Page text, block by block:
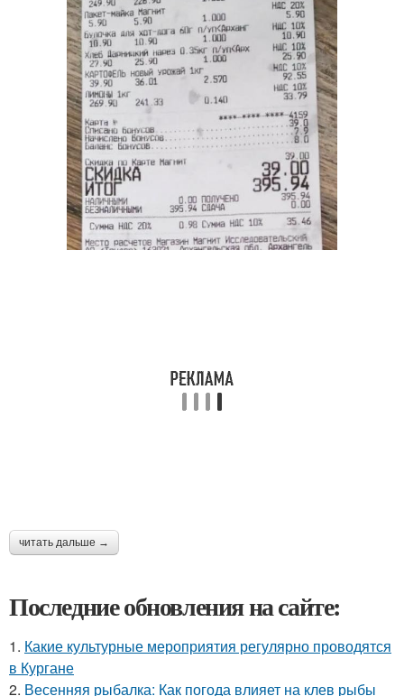
читать дальше →
Последние обновления на сайте:
1. Какие культурные мероприятия регулярно проводятся
в Кургане
2. Весенняя рыбалка: Как погода влияет на клев рыбы